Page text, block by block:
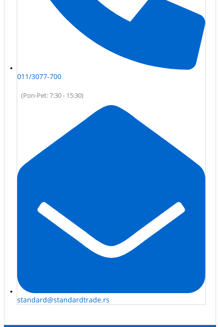
011/3077-700
(Pon-Pet: 7:30 - 15:30)
standard@standardtrade.rs